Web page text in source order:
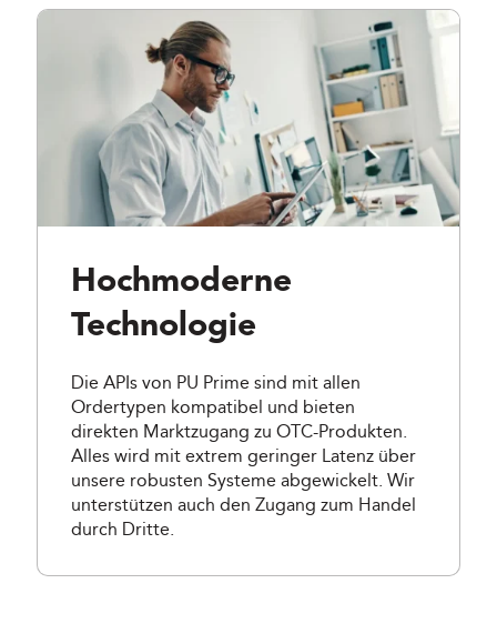
Hochmoderne
Technologie
Die APIs von PU Prime sind mit allen
Ordertypen kompatibel und bieten
direkten Marktzugang zu OTC-Produkten.
Alles wird mit extrem geringer Latenz über
unsere robusten Systeme abgewickelt. Wir
unterstützen auch den Zugang zum Handel
durch Dritte.